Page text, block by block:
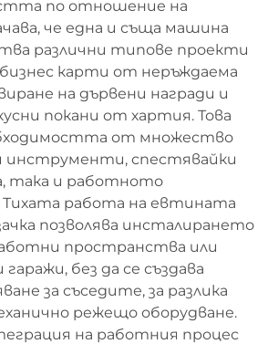
по отношение на
че една и съща машина
различни типове проекти
карти от неръждаема
на дървени награди и
покани от хартия. Това
от множество
инструменти, спестявайки
така и работното
работа на евтината
позволява инсталирането
пространства или
без да се създава
за съседите, за разлика
режещо оборудване.
на работния процес